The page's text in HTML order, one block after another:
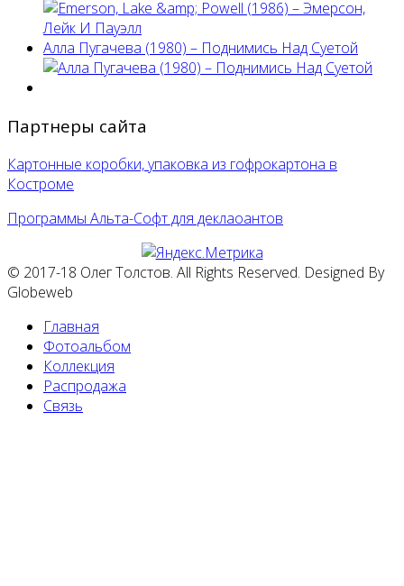
Алла Пугачева (1980) – Поднимись Над Суетой
Партнеры сайта
Картонные коробки, упаковка из гофрокартона в
Костроме
Программы Альта-Софт для деклаоантов
© 2017-18 Олег Толстов. All Rights Reserved. Designed By
Globeweb
Главная
Фотоальбом
Коллекция
Распродажа
Связь